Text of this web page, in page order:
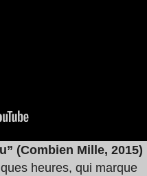
(Combien Mille, 2015)
heures, qui marque